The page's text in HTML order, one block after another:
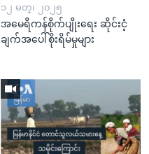
၁၂ မတ္၊ ၂၀၂၅
အမေရိကန်စိုက်ပျိုးရေး ဆိုင်းငံ့
ချက်အပေါ်စိုးရိမ်မှုများ